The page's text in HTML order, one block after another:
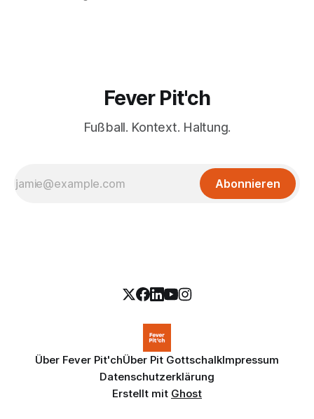
Fever Pit'ch
Fußball. Kontext. Haltung.
Abonnieren
Über Fever Pit'chÜber Pit GottschalkImpressum
Datenschutzerklärung
Erstellt mit Ghost